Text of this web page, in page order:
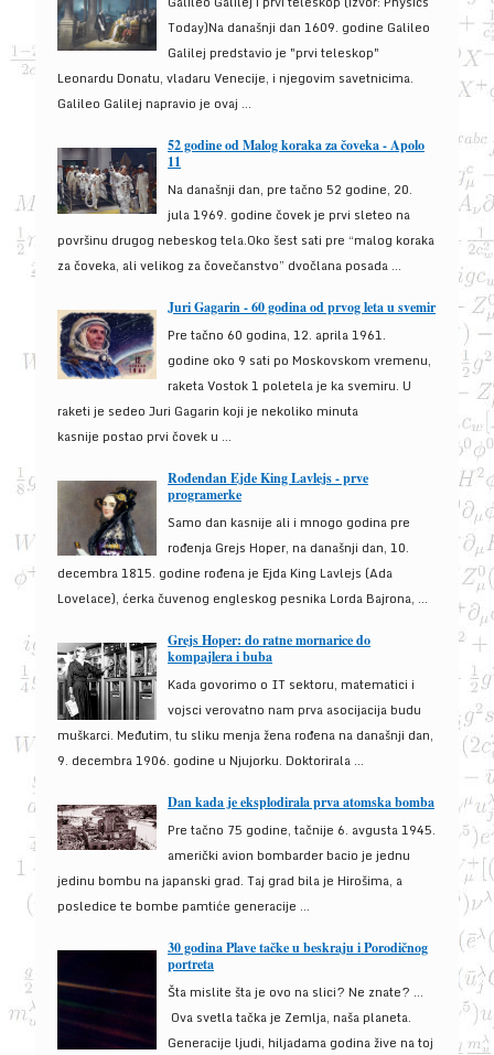
Today)Na današnji dan 1609. godine Galileo
Galilej predstavio je "prvi teleskop"
Leonardu Donatu, vladaru Venecije, i njegovim savetnicima.
Galileo Galilej napravio je ovaj ...
52 godine od Malog koraka za čoveka - Apolo
11
Na današnji dan, pre tačno 52 godine, 20.
jula 1969. godine čovek je prvi sleteo na
površinu drugog nebeskog tela.Oko šest sati pre “malog koraka
za čoveka, ali velikog za čovečanstvo” dvočlana posada ...
Juri Gagarin - 60 godina od prvog leta u svemir
Pre tačno 60 godina, 12. aprila 1961.
godine oko 9 sati po Moskovskom vremenu,
raketa Vostok 1 poletela je ka svemiru. U
raketi je sedeo Juri Gagarin koji je nekoliko minuta
kasnije postao prvi čovek u ...
Rođendan Ejde King Lavlejs - prve
programerke
Samo dan kasnije ali i mnogo godina pre
rođenja Grejs Hoper, na današnji dan, 10.
decembra 1815. godine rođena je Ejda King Lavlejs (Ada
Lovelace), ćerka čuvenog engleskog pesnika Lorda Bajrona, ...
Grejs Hoper: do ratne mornarice do
kompajlera i buba
Kada govorimo o IT sektoru, matematici i
vojsci verovatno nam prva asocijacija budu
muškarci. Međutim, tu sliku menja žena rođena na današnji dan,
9. decembra 1906. godine u Njujorku. Doktorirala ...
Dan kada je eksplodirala prva atomska bomba
Pre tačno 75 godine, tačnije 6. avgusta 1945.
američki avion bombarder bacio je jednu
jedinu bombu na japanski grad. Taj grad bila je Hirošima, a
posledice te bombe pamtiće generacije ...
30 godina Plave tačke u beskraju i Porodičnog
portreta
Šta mislite šta je ovo na slici? Ne znate? …
Ova svetla tačka je Zemlja, naša planeta.
Generacije ljudi, hiljadama godina žive na toj